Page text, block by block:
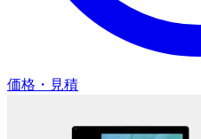
価格・見積